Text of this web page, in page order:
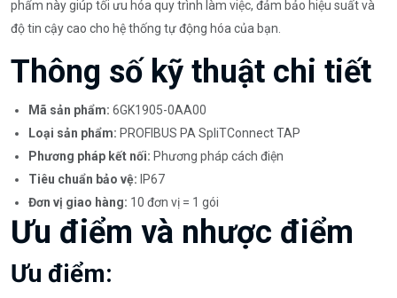
phẩm này giúp tối ưu hóa quy trình làm việc, đảm bảo hiệu suất và
độ tin cậy cao cho hệ thống tự động hóa của bạn.
Thông số kỹ thuật chi tiết
Mã sản phẩm: 6GK1905-0AA00
Loại sản phẩm: PROFIBUS PA SpliTConnect TAP
Phương pháp kết nối: Phương pháp cách điện
Tiêu chuẩn bảo vệ: IP67
Đơn vị giao hàng: 10 đơn vị = 1 gói
Ưu điểm và nhược điểm
Ưu điểm: